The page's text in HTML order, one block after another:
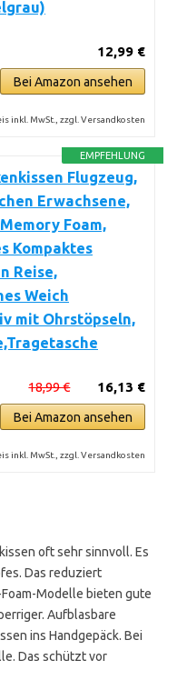
12,99 €
Bei Amazon ansehen
inkl. MwSt., zzgl. Versandkosten
EMPFEHLUNG
Flugzeug,
Erwachsene,
Foam,
Kompaktes
Reise,
Weich
mit Ohrstöpseln,
16,13 €
18,99 €
Bei Amazon ansehen
inkl. MwSt., zzgl. Versandkosten
oft sehr sinnvoll. Es
Das reduziert
Modelle bieten gute
Aufblasbare
ins Handgepäck. Bei
Das schützt vor